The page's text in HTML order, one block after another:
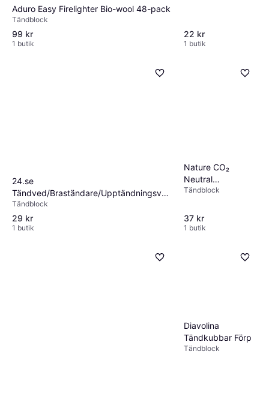
Aduro Easy Firelighter Bio-wool 48-pack
Tändblock
99 kr
1 butik
22 kr
1 butik
24.se
Tändved/Braständare/Upptändningsved
2-pack
Tändblock
29 kr
1 butik
Nature CO₂
Neutral
Firelighters
Tändblock
37 kr
1 butik
Diavolina
Tändkubbar Förp
Tändblock